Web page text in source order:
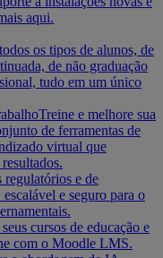
aqui.
os tipos de alunos, de
de não graduação
tudo em um único
Treine e melhore sua
de ferramentas de
virtual que
regulatórios e de
e seguro para o
cursos de educação e
com o Moodle LMS.